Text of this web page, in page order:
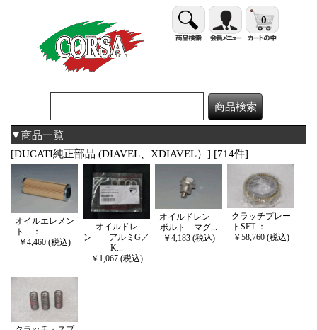
0
▼商品一覧
[DUCATI純正部品 (DIAVEL、XDIAVEL）] [714件]
オイルエレメン
ト ： ...
￥4,460 (税込)
オイルドレ
ン アルミG／
K...
￥1,067 (税込)
オイルドレン
ボルト マグ...
￥4,183 (税込)
クラッチプレー
トSET ： ...
￥58,760 (税込)